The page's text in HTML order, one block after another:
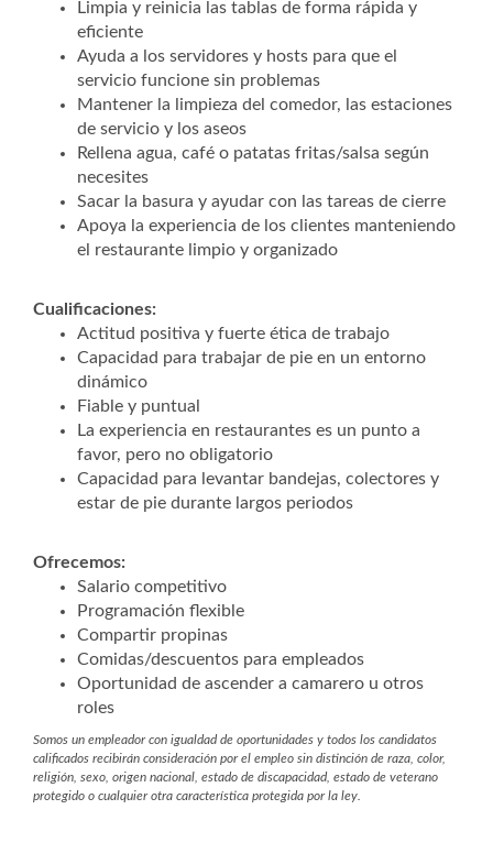
Limpia y reinicia las tablas de forma rápida y
eficiente
Ayuda a los servidores y hosts para que el
servicio funcione sin problemas
Mantener la limpieza del comedor, las estaciones
de servicio y los aseos
Rellena agua, café o patatas fritas/salsa según
necesites
Sacar la basura y ayudar con las tareas de cierre
Apoya la experiencia de los clientes manteniendo
el restaurante limpio y organizado
Cualificaciones:
Actitud positiva y fuerte ética de trabajo
Capacidad para trabajar de pie en un entorno
dinámico
Fiable y puntual
La experiencia en restaurantes es un punto a
favor, pero no obligatorio
Capacidad para levantar bandejas, colectores y
estar de pie durante largos periodos
Ofrecemos:
Salario competitivo
Programación flexible
Compartir propinas
Comidas/descuentos para empleados
Oportunidad de ascender a camarero u otros
roles
Somos un empleador con igualdad de oportunidades y todos los candidatos
calificados recibirán consideración por el empleo sin distinción de raza, color,
religión, sexo, origen nacional, estado de discapacidad, estado de veterano
protegido o cualquier otra característica protegida por la ley.